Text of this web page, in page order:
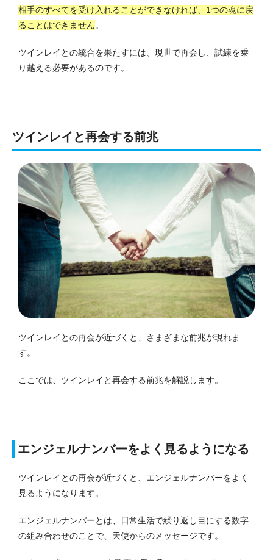
相手のすべてを受け入れることができなければ、1つの魂に戻
ることはできません。
ツインレイとの統合を果たすには、現世で再会し、試練を乗
り越える必要があるのです。
ツインレイと再会する前兆
ツインレイとの再会が近づくと、さまざまな前兆が現れま
す。
ここでは、ツインレイと再会する前兆を解説します。
エンジェルナンバーをよく見るようになる
ツインレイとの再会が近づくと、エンジェルナンバーをよく
見るようになります。
エンジェルナンバーとは、日常生活で繰り返し目にする数字
の組み合わせのことで、天使からのメッセージです。